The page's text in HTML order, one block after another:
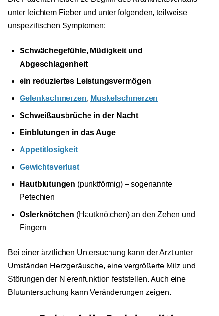
unter leichtem Fieber und unter folgenden, teilweise
unspezifischen Symptomen:
Schwächegefühle, Müdigkeit und
Abgeschlagenheit
ein reduziertes Leistungsvermögen
Gelenkschmerzen, Muskelschmerzen
Schweißausbrüche in der Nacht
Einblutungen in das Auge
Appetitlosigkeit
Gewichtsverlust
Hautblutungen (punktförmig) – sogenannte
Petechien
Oslerknötchen (Hautknötchen) an den Zehen und
Fingern
Bei einer ärztlichen Untersuchung kann der Arzt unter
Umständen Herzgeräusche, eine vergrößerte Milz und
Störungen der Nierenfunktion feststellen. Auch eine
Blutuntersuchung kann Veränderungen zeigen.